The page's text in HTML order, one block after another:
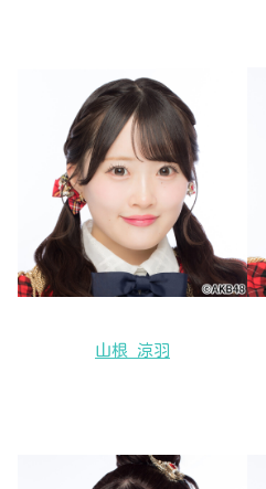
山根 涼羽